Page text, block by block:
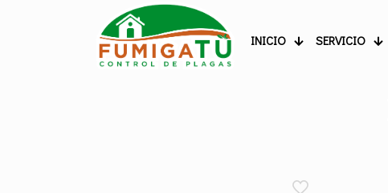
INICIO SERVICIO